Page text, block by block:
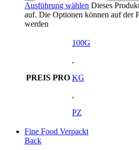
Ausführung wählen Dieses
auf. Die Optionen können auf der
werden
PREIS PRO
100G
,
KG
,
PZ
Fine Food Verpackt
Back